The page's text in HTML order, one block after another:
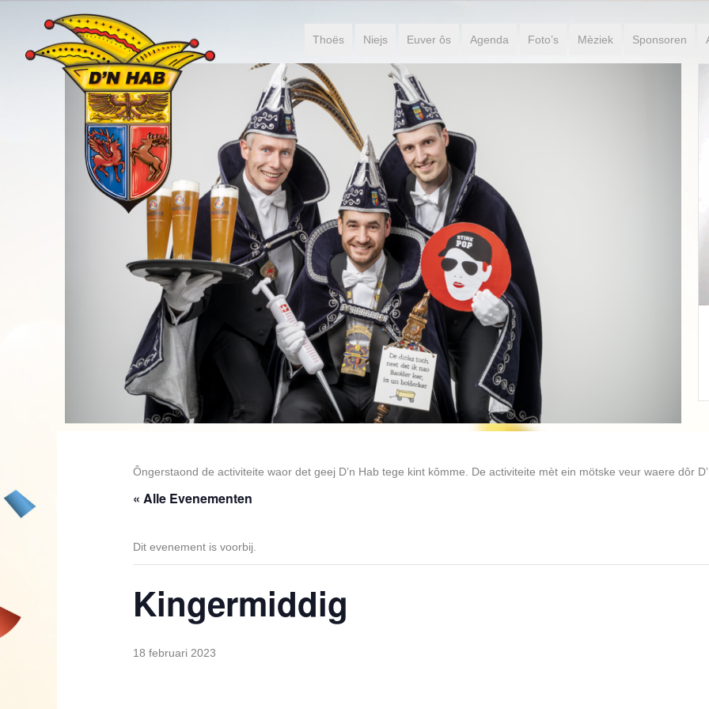
Thoës Niejs Euver ôs Agenda Foto’s Mèziek Sponsoren
Adjudanten Saar
Ôngerstaond de activiteite waor det geej D’n Hab tege kint kômme. De activiteite mèt ein mötske veur waere dôr
« Alle Evenementen
Dit evenement is voorbij.
Kingermiddig
18 februari 2023